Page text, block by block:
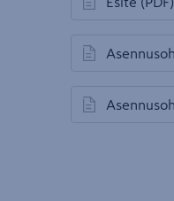
avautuu
avautuu
avautuu